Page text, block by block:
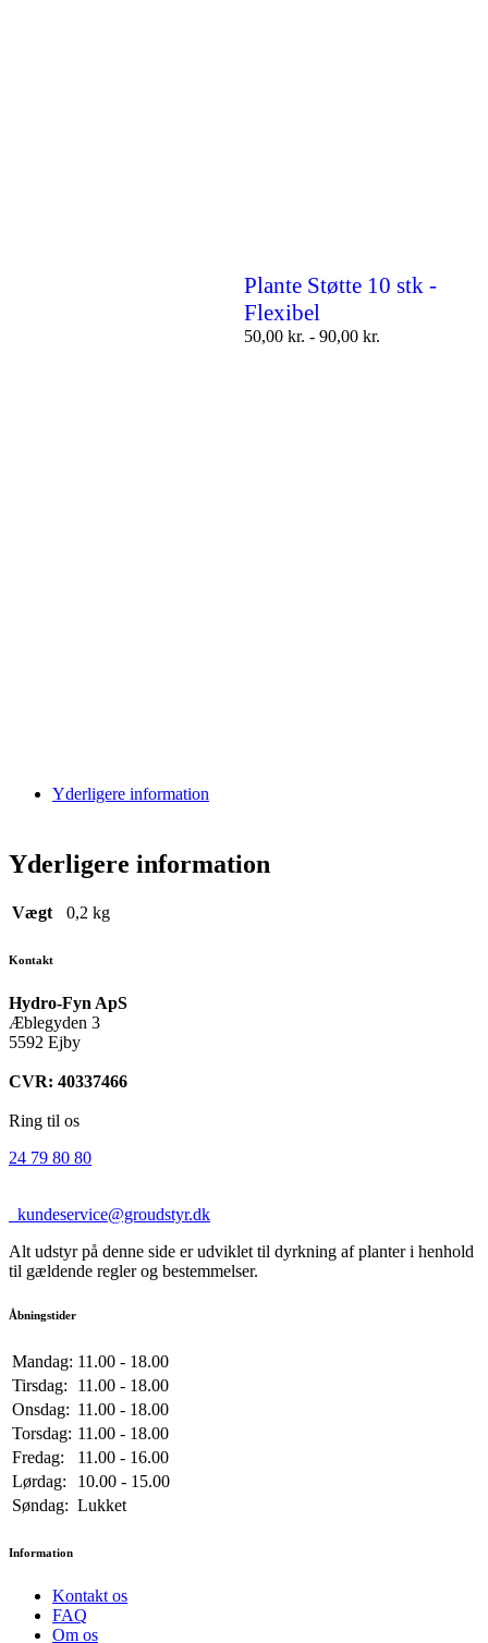
Plante Støtte 10 stk -
Flexibel
50,00 kr. - 90,00 kr.
Yderligere information
Yderligere information
Vægt 0,2 kg
Kontakt
Hydro-Fyn ApS
Æblegyden 3
5592 Ejby
CVR: 40337466
Ring til os
24 79 80 80
kundeservice@groudstyr.dk
Alt udstyr på denne side er udviklet til dyrkning af planter i henhold
til gældende regler og bestemmelser.
Åbningstider
Mandag: 11.00 - 18.00
Tirsdag:
11.00 - 18.00
Onsdag: 11.00 - 18.00
Torsdag: 11.00 - 18.00
Fredag:
11.00 - 16.00
Lørdag:
10.00 - 15.00
Søndag: Lukket
Information
Kontakt os
FAQ
Om os